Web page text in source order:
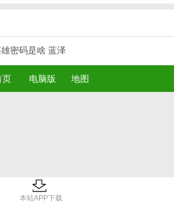
密码是啥 蓝泽
页 电脑版 地图
本站APP下载